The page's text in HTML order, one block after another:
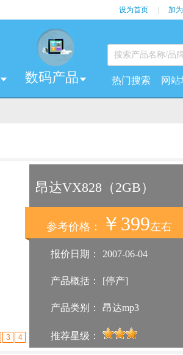
设为首页 加
数码产品 热门搜索 网站
3 4
昂达VX828（2GB）
参考价格： ￥399左右
报价日期： 2007-06-04
产品概括： [停产]
产品类别： 昂达mp3
推荐星级：